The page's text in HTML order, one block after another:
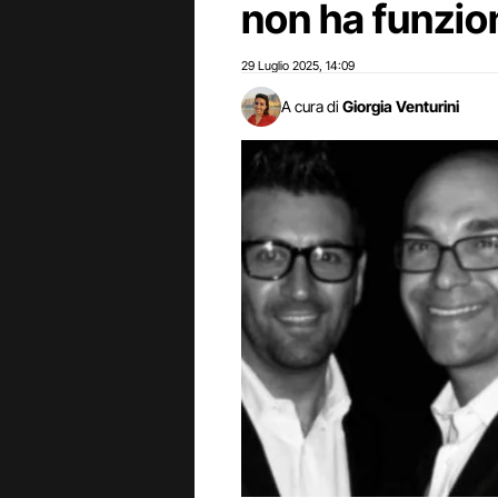
non ha
29 Luglio 2025 14:09
A cura di Giorgia Venturini